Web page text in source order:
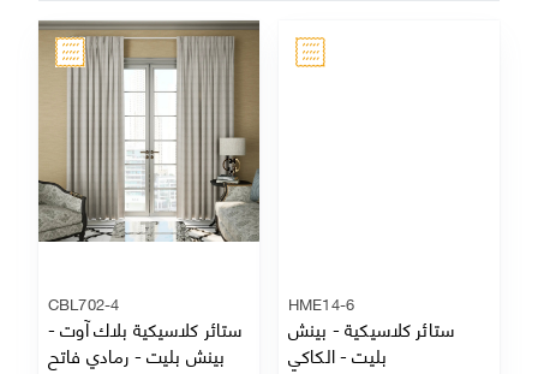
CBL702-4
ستائر كلاسيكية بلاك آوت -
بينش بليت-رمادي فاتح
HME14-6
ستائر كلاسيكية - بينش
بليت-الكاكي